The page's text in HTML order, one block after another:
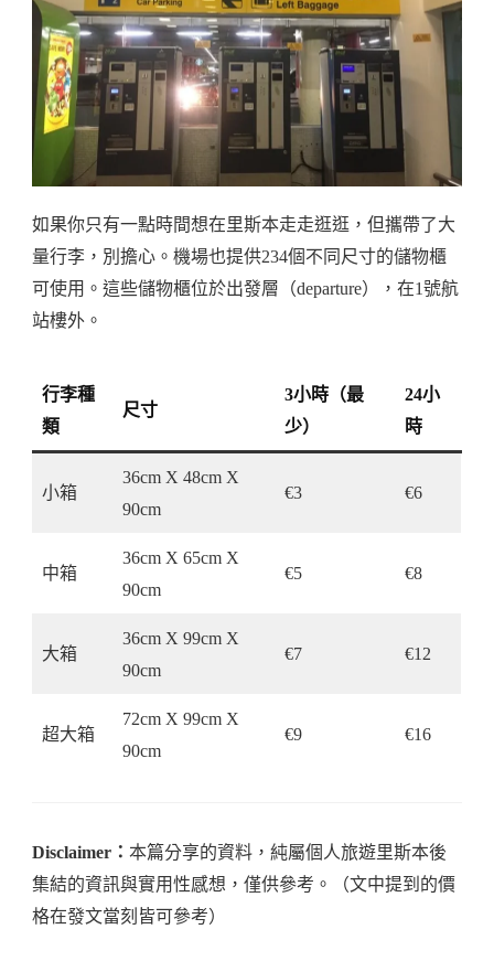
如果你只有一點時間想在里斯本走走逛逛，但攜帶了大
量行李，別擔心。機場也提供234個不同尺寸的儲物櫃
可使用。這些儲物櫃位於出發層（departure），在1號航
站樓外。
行李種
類
尺寸
3小時（最
少）
24小
時
小箱
36cm X 48cm X
90cm
€3 €6
中箱
36cm X 65cm X
90cm
€5 €8
大箱
36cm X 99cm X
90cm
€7 €12
超大箱
72cm X 99cm X
90cm
€9 €16
Disclaimer： 本篇分享的資料，純屬個人旅遊里斯本後
集結的資訊與實用性感想，僅供參考。（文中提到的價
格在發文當刻皆可參考）